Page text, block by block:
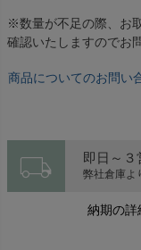
※数量が不足の際、お
確認いたしますのでお
商品についてのお問い
local_shipping 即日～３
弊社倉庫よ
納期の詳